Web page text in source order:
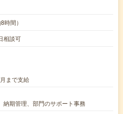
間）
相談可
まで支給
納期管理、部門のサポート事務